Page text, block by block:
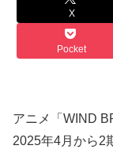
X
Pocket
アニメ「 WIND
2025年4月から2